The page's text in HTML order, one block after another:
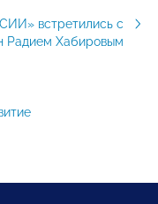
встретились с
Радием Хабировым